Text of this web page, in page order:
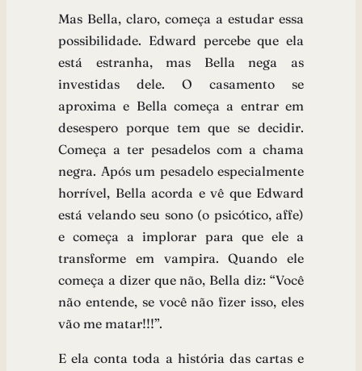
Mas Bella, claro, começa a estudar essa
possibilidade. Edward percebe que ela
está estranha, mas Bella nega as
investidas dele. O casamento se
aproxima e Bella começa a entrar em
desespero porque tem que se decidir.
Começa a ter pesadelos com a chama
negra. Após um pesadelo especialmente
horrível, Bella acorda e vê que Edward
está velando seu sono (o psicótico, affe)
e começa a implorar para que ele a
transforme em vampira. Quando ele
começa a dizer que não, Bella diz: “Você
não entende, se você não fizer isso, eles
vão me matar!!!”.
E ela conta toda a história das cartas e